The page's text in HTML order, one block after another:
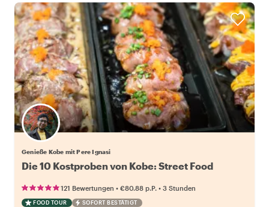
Genieße Kobe mit Pere Ignasi
Die 10 Kostproben von Kobe: Street Food
121 Bewertungen • €80.88 p.P. • 3 Stunden
FOOD TOUR SOFORT BESTÄTIGT